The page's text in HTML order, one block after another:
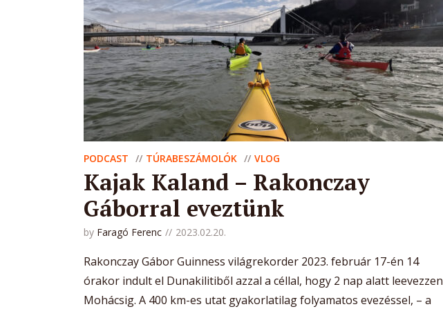
PODCAST TÚRABESZÁMOLÓK VLOG
Kajak Kaland – Rakonczay
Gáborral eveztünk
by Faragó Ferenc 2023.02.20.
Rakonczay Gábor Guinness világrekorder 2023. február 17-én 14
órakor indult el Dunakilitiből azzal a céllal, hogy 2 nap alatt leevezzen
Mohácsig. A 400 km-es utat gyakorlatilag folyamatos evezéssel, – a